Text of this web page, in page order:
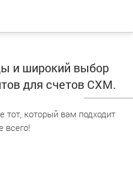
и широкий выбор
для счетов CXM.
тот, который вам подходит
всего!